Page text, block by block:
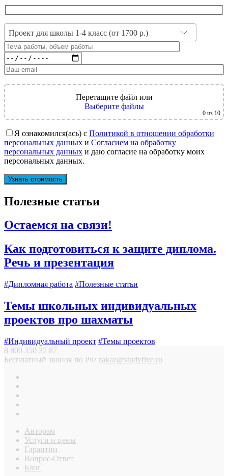
Проект для школы 1-4 класс (от 1700 р.)
Перетащите файл или
Выберите файлы
0 из 10
Я ознакомился(ась) с Политикой в отношении обработки
персональных данных и Согласием на обработку
персональных данных и даю согласие на обработку моих
персональных данных.
Полезные статьи
Остаемся на связи!
Как подготовиться к защите диплома.
Речь и презентация
#Дипломная работа #Полезные статьи
Темы школьных индивидуальных
проектов про шахматы
#Индивидуальный проект #Темы проектов
8 800 350 37 87
Бесплатный звонок по РФ zakaz@studyfive.ru
Авторам
Услуги и цены
Гарантии
Вопрос-Ответ
Блог